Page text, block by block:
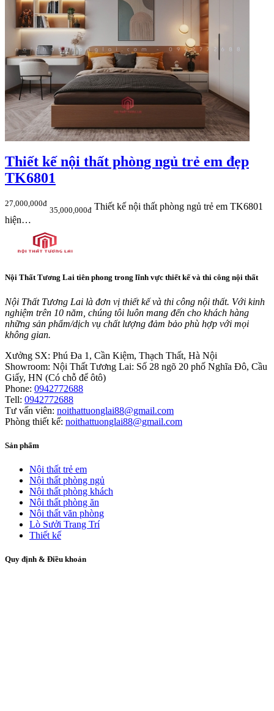
Thiết kế nội thất phòng ngủ trẻ em đẹp
TK6801
27,000,000đ
35,000,000đ Thiết kế nội thất phòng ngủ trẻ em TK6801
hiện…
Nội Thất Tương Lai tiên phong trong lĩnh vực thiết kế và thi công nội thất
Nội Thất Tương Lai là đơn vị thiết kế và thi công nội thất. Với kinh
nghiệm trên 10 năm, chúng tôi luôn mang đến cho khách hàng
những sản phẩm/dịch vụ chất lượng đảm bảo phù hợp với mọi
không gian.
Xưởng SX: Phú Đa 1, Cần Kiệm, Thạch Thất, Hà Nội
Showroom: Nội Thất Tương Lai: Số 28 ngõ 20 phố Nghĩa Đô, Cầu
Giấy, HN (Có chỗ để ôtô)
Phone: 0942772688
Tell: 0942772688
Tư vấn viên: noithattuonglai88@gmail.com
Phòng thiết kế: noithattuonglai88@gmail.com
Sản phẩm
Nội thất trẻ em
Nội thất phòng ngủ
Nội thất phòng khách
Nội thất phòng ăn
Nội thất văn phòng
Lò Sưởi Trang Trí
Thiết kế
Quy định & Điều khoản